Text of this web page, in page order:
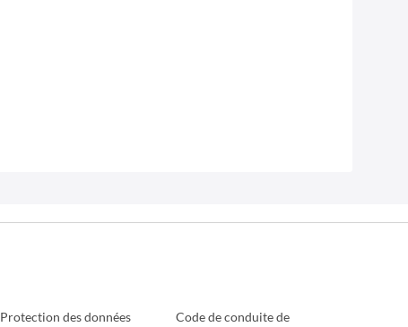
Protection des données
Code de conduite de